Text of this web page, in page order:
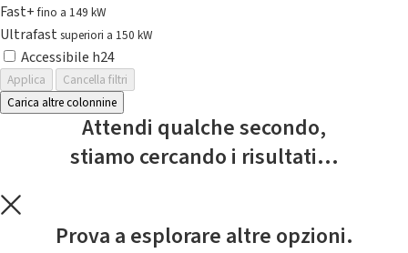
Fast+fino a 149 kW
Ultrafast superiori a 150 kW
Accessibile h24
Applica
Cancella filtri
Carica altre colonnine
Attendi qualche secondo,
stiamo cercando i risultati...
Prova a esplorare altre opzioni.